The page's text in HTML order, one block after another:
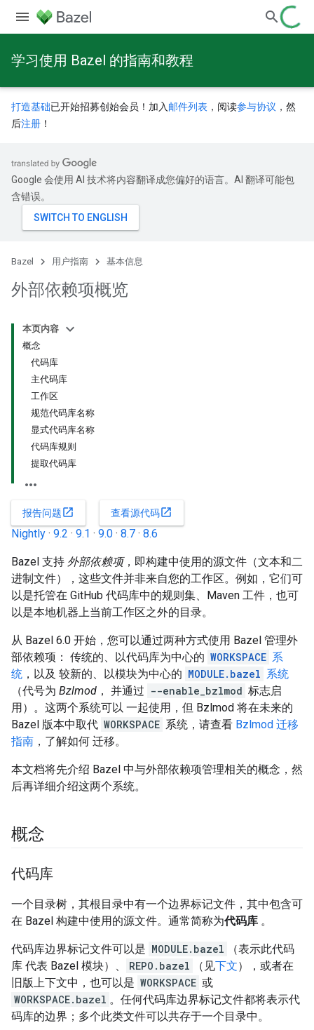
学习使用 Bazel 的指南和教程
打造基础已开始招募创始会员！加入 邮件列表 ，阅读参与协议 ，然
后注册 ！
Google 会使用 AI 技术将内容翻译成您偏好的语言。AI 翻译可能包
含错误。
Bazel 用户指南 基本信息
外部依赖项概览
本页内容
概念
代码库
主代码库
工作区
规范代码库名称
显式代码库名称
代码库规则
提取代码库
报告问题open_in_new 查看源代码open_in_new
Nightly · 9.2 · 9.1 · 9.0 · 8.7 · 8.6
Bazel 支持 外部依赖项，即构建中使用的源文件（文本和二
进制文件），这些文件并非来自您的工作区。例如，它们可
以是托管在 GitHub 代码库中的规则集、Maven 工件，也可
以是本地机器上当前工作区之外的目录。
从 Bazel 6.0 开始，您可以通过两种方式使用 Bazel 管理外
部依赖项： 传统的、以代码库为中心的 WORKSPACE 系
统 ，以及 较新的、以模块为中心的 MODULE.bazel 系统
（代号为 Bzlmod ， 并通过 --enable_bzlmod 标志启
用）。这两个系统可以 一起使用，但 Bzlmod 将在未来的
Bazel 版本中取代 WORKSPACE 系统，请查看 Bzlmod 迁移
指南 ，了解如何 迁移。
本文档将先介绍 Bazel 中与外部依赖项管理相关的概念，然
后再详细介绍这两个系统。
概念
代码库
一个目录树，其根目录中有一个边界标记文件，其中包含可
在 Bazel 构建中使用的源文件。通常简称为代码库 。
代码库边界标记文件可以是 MODULE.bazel
（表示此代码
库 代表 Bazel 模块）、
REPO.bazel （见下文），或者在
旧版上下文中，也可以是 WORKSPACE 或
WORKSPACE.bazel 。任何代码库边界标记文件都将表示代
码库的边界；多个此类文件可以共存于一个目录中。